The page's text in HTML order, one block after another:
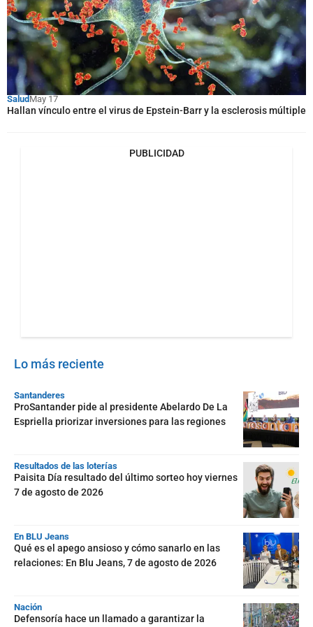
Salud May 17
Hallan vínculo entre el virus de Epstein-Barr y la esclerosis múltiple
PUBLICIDAD
Lo más reciente
Santanderes
ProSantander pide al presidente Abelardo De La
Espriella priorizar inversiones para las regiones
Resultados de las loterías
Paisita Día resultado del último sorteo hoy viernes
7 de agosto de 2026
En BLU Jeans
Qué es el apego ansioso y cómo sanarlo en las
relaciones: En Blu Jeans, 7 de agosto de 2026
Nación
Defensoría hace un llamado a garantizar la